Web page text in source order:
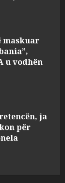
maskuar
u vodhën
ja
për